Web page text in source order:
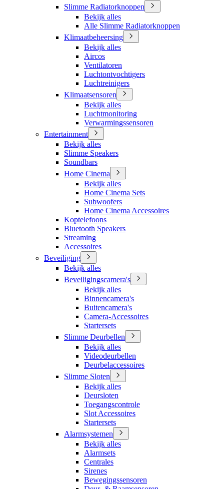
Slimme Radiatorknoppen
Bekijk alles
Alle Slimme Radiatorknoppen
Klimaatbeheersing
Bekijk alles
Aircos
Ventilatoren
Luchtontvochtigers
Luchtreinigers
Klimaatsensoren
Bekijk alles
Luchtmonitoring
Verwarmingssensoren
Entertainment
Bekijk alles
Slimme Speakers
Soundbars
Home Cinema
Bekijk alles
Home Cinema Sets
Subwoofers
Home Cinema Accessoires
Koptelefoons
Bluetooth Speakers
Streaming
Accessoires
Beveiliging
Bekijk alles
Beveiligingscamera's
Bekijk alles
Binnencamera's
Buitencamera's
Camera-Accessoires
Startersets
Slimme Deurbellen
Bekijk alles
Videodeurbellen
Deurbelaccessoires
Slimme Sloten
Bekijk alles
Deursloten
Toegangscontrole
Slot Accessoires
Startersets
Alarmsystemen
Bekijk alles
Alarmsets
Centrales
Sirenes
Bewegingssensoren